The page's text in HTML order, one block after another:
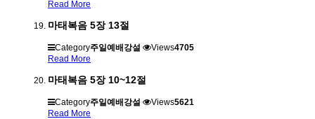
Read More
마태복음 5장 13절
Category주일예배강설 Views4705
Read More
마태복음 5장 10~12절
Category주일예배강설 Views5621
Read More